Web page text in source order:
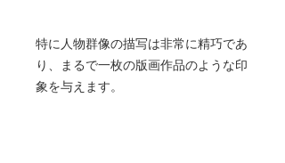
特に人物群像の描写は非常に精巧であ
り、まるで一枚の版画作品のような印
象を与えます。